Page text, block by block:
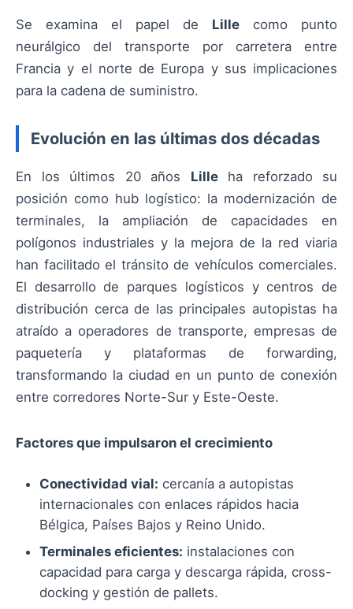
Se examina el papel de Lille como punto
neurálgico del transporte por carretera entre
Francia y el norte de Europa y sus implicaciones
para la cadena de suministro.
Evolución en las últimas dos décadas
En los últimos 20 años Lilleha reforzado su
posición como hub logístico: la modernización de
terminales, la ampliación de capacidades en
polígonos industriales y la mejora de la red viaria
han facilitado el tránsito de vehículos comerciales.
El desarrollo de parques logísticos y centros de
distribución cerca de las principales autopistas ha
atraído a operadores de transporte, empresas de
paquetería y plataformas de forwarding,
transformando la ciudad en un punto de conexión
entre corredores Norte-Sur y Este-Oeste.
Factores que impulsaron el crecimiento
Conectividad vial: cercanía a autopistas
internacionales con enlaces rápidos hacia
Bélgica, Países Bajos y Reino Unido.
Terminales eficientes: instalaciones con
capacidad para carga y descarga rápida, cross-
docking y gestión de pallets.